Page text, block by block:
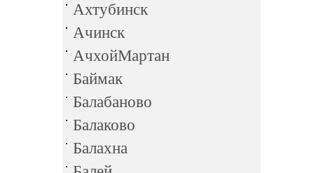
Ахтубинск
Ачинск
АчхойМартан
Баймак
Балабаново
Балаково
Балахна